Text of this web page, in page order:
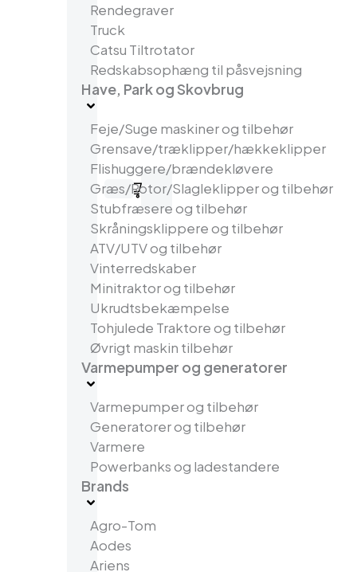
Rendegraver
Truck
Catsu Tiltrotator​
Redskabsophæng til påsvejsning
Have, Park og Skovbrug
Feje/Suge maskiner og tilbehør
Grensave/træklipper/hækkeklipper
Flishuggere/brændekløvere
Græs/Rotor/Slagleklipper og tilbehør
Stubfræsere og tilbehør
Skråningsklippere og tilbehør
ATV/UTV og tilbehør
Vinterredskaber
Minitraktor og tilbehør
Ukrudtsbekæmpelse
Tohjulede Traktore og tilbehør
Øvrigt maskin tilbehør
Varmepumper og generatorer
Varmepumper og tilbehør
Generatorer og tilbehør
Varmere
Powerbanks og ladestandere
Brands
Agro-Tom
Aodes
Ariens
0